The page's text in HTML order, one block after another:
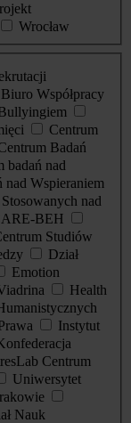
Wrocław
Biuro Współpracy
Centrum
Badań
badań nad
nad Wspieraniem
nad
BEH
Studiów
Dział
Emotion
Health
Instytut
Centrum
Uniwersytet
Nauk